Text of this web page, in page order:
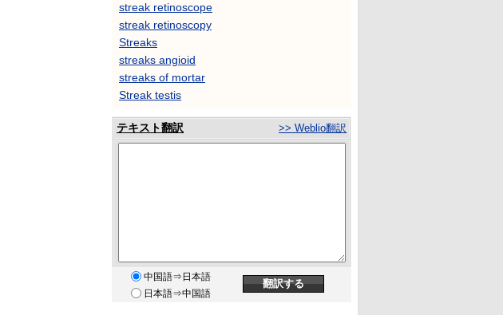
streak retinoscope
streak retinoscopy
Streaks
streaks angioid
streaks of mortar
Streak testis
テキスト翻訳 >> Weblio翻訳
中国語⇒日本語
日本語⇒中国語